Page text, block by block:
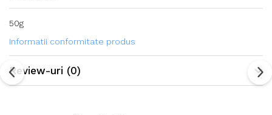
50g
Informatii conformitate produs
Review-uri (0)